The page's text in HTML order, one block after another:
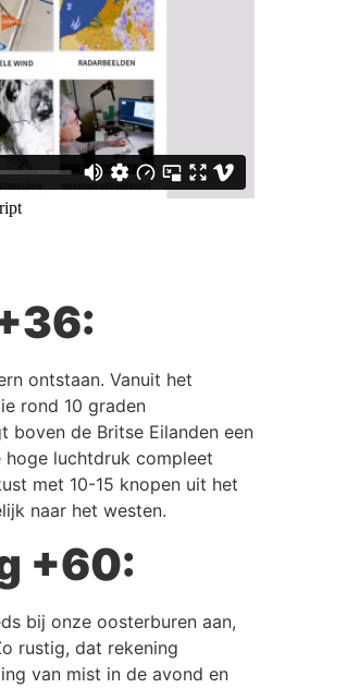
ontstaan. Vanuit het
rond 10 graden
boven de Britse Eilanden een
luchtdruk compleet
met 10-15 knopen uit het
naar het westen.
+60:
bij onze oosterburen aan,
rustig, dat rekening
van mist in de avond en